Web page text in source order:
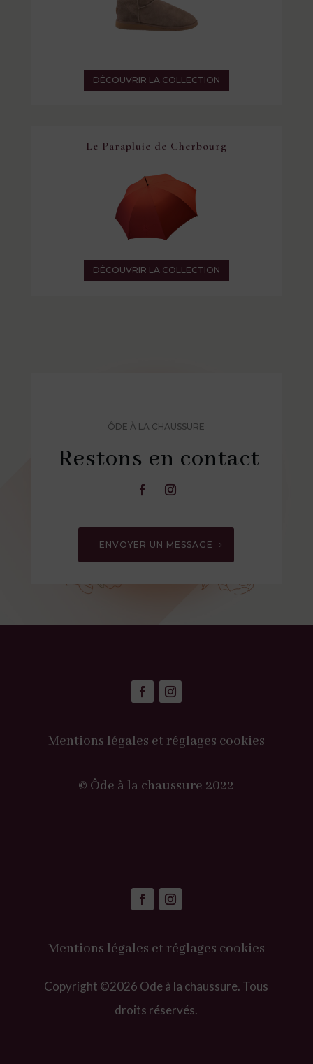
DÉCOUVRIR LA COLLECTION
Le Parapluie de Cherbourg
DÉCOUVRIR LA COLLECTION
ÔDE À LA CHAUSSURE
Restons en contact
ENVOYER UN MESSAGE
Mentions légales et réglages cookies
© Ôde à la chaussure 2022
Mentions légales et réglages cookies
Copyright ©2026 Ode à la chaussure. Tous
droits réservés.